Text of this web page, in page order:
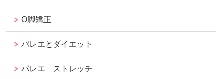
O脚矯正
バレエとダイエット
バレエ ストレッチ